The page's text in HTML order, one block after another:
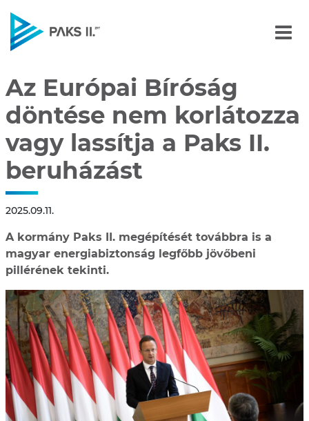
Az Európai Bíróság
Az Európai Bíróság
döntése nem korlátozza
vagy lassítja a Paks II.
beruházást
2025.09.11.
A kormány Paks II. megépítését továbbra is a
magyar energiabiztonság legfőbb jövőbeni
pillérének tekinti.